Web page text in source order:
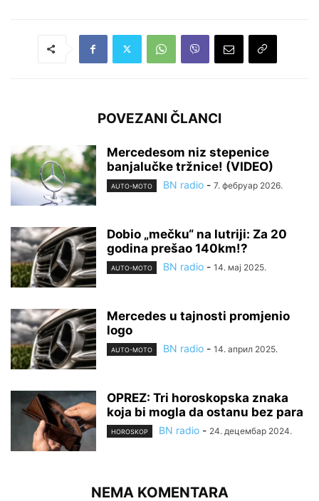
POVEZANI ČLANCI
Mercedesom niz stepenice
banjalučke tržnice! (VIDEO)
AUTO-MOTO BN radio - 7. фебруар 2026.
Dobio „mečku“ na lutriji: Za 20
godina prešao 140km!?
AUTO-MOTO BN radio - 14. мај 2025.
Mercedes u tajnosti promjenio
logo
AUTO-MOTO BN radio - 14. април 2025.
OPREZ: Tri horoskopska znaka
koja bi mogla da ostanu bez para
HOROSKOP BN radio - 24. децембар 2024.
NEMA KOMENTARA